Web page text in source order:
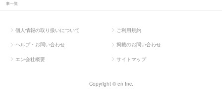
事一覧
個人情報の取り扱いについて ご利用規約
ヘルプ・お問い合わせ 掲載のお問い合わせ
エン会社概要 サイトマップ
Copyright © en Inc.